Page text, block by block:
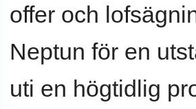
offer och
Neptun för en
uti en högtidlig